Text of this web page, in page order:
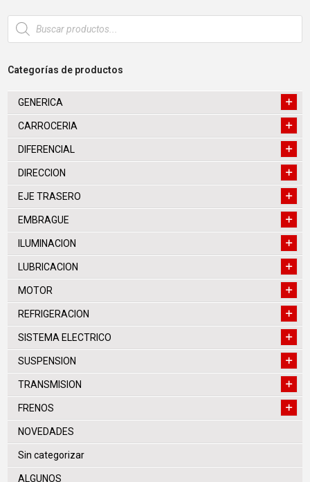
Búsqueda
de
productos
Categorías de productos
GENERICA
CARROCERIA
DIFERENCIAL
DIRECCION
EJE TRASERO
EMBRAGUE
ILUMINACION
LUBRICACION
MOTOR
REFRIGERACION
SISTEMA ELECTRICO
SUSPENSION
TRANSMISION
FRENOS
NOVEDADES
Sin categorizar
ALGUNOS